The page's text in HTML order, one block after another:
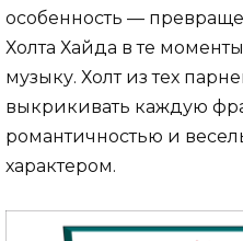
особенность —
Холта Хайда в те
музыку. Холт из тех
выкрикивать каждую
романтичностью и
характером.